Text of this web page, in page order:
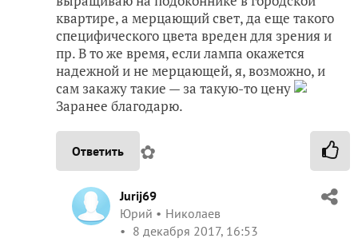
квартире, а мерцающий свет, да еще такого
специфического цвета вреден для зрения и
пр. В то же время, если лампа окажется
надежной и не мерцающей, я, возможно, и
сам закажу такие — за такую-то цену
Заранее благодарю.
Ответить ✿
Jurij69
Юрий
Николаев
8 декабря 2017, 16:53